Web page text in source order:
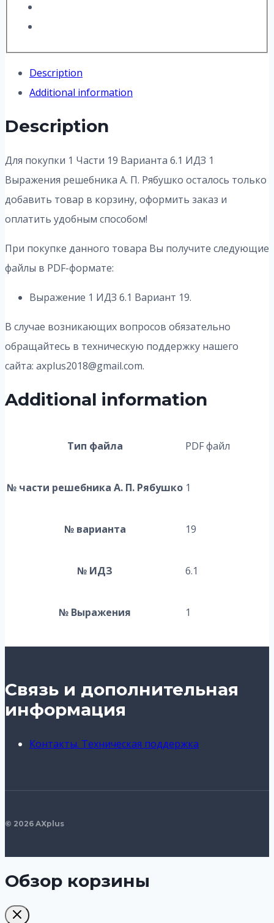
Description
Additional information
Description
Для покупки 1 Части 19 Варианта 6.1 ИДЗ 1
Выражения решебника А. П. Рябушко осталось только
добавить товар в корзину, оформить заказ и
оплатить удобным способом!
При покупке данного товара Вы получите следующие
файлы в PDF-формате:
Выражение 1 ИДЗ 6.1 Вариант 19.
В случае возникающих вопросов обязательно
обращайтесь в техническую поддержку нашего
сайта: axplus2018@gmail.com.
Additional information
Тип файла PDF файл
№ части решебника А. П. Рябушко 1
№ варианта 19
№ ИДЗ 6.1
№ Выражения 1
Связь и дополнительная
информация
Контакты. Техническая поддержка
© 2026 AXplus
Обзор корзины